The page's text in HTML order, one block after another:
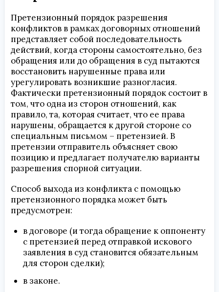
Претензионный порядок разрешения
конфликтов в рамках договорных отношений
представляет собой последовательность
действий, когда стороны самостоятельно, без
обращения или до обращения в суд пытаются
восстановить нарушенные права или
урегулировать возникшие разногласия.
Фактически претензионный порядок состоит в
том, что одна из сторон отношений, как
правило, та, которая считает, что ее права
нарушены, обращается к другой стороне со
специальным письмом – претензией. В
претензии отправитель объясняет свою
позицию и предлагает получателю варианты
разрешения спорной ситуации.
Способ выхода из конфликта с помощью
претензионного порядка может быть
предусмотрен:
в договоре (и тогда обращение к оппоненту
с претензией перед отправкой искового
заявления в суд становится обязательным
для сторон сделки);
в законе.